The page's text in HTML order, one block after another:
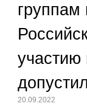
группам
участию
20.09.2022